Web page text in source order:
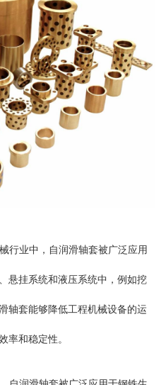
行业中，自润滑轴套被广泛应用
悬挂系统和液压系统中，例如挖
轴套能够降低工程机械设备的运
率和稳定性。